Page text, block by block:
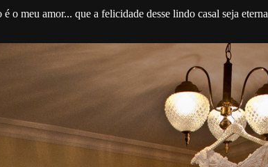
meu amor... que a felicidade desse lindo casal seja eterna